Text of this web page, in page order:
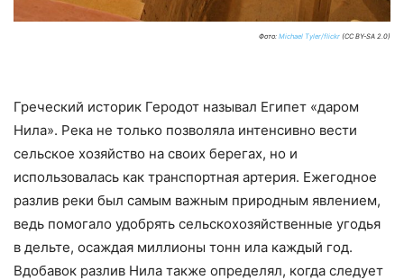
Фото: Michael Tyler/flickr (CC BY-SA 2.0)
Греческий историк Геродот называл Египет «даром
Нила». Река не только позволяла интенсивно вести
сельское хозяйство на своих берегах, но и
использовалась как транспортная артерия. Ежегодное
разлив реки был самым важным природным явлением,
ведь помогало удобрять сельскохозяйственные угодья
в дельте, осаждая миллионы тонн ила каждый год.
Вдобавок разлив Нила также определял, когда следует